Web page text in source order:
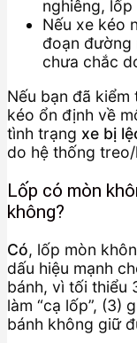
nghiêng, lốp
Nếu xe kéo
đoạn đường
chưa chắc
Nếu bạn đã
kéo ổn định về
tình trạng xe bị
do hệ thống treo/
Lốp có mòn
không?
Có, lốp mòn
dấu hiệu mạnh
bánh, vì tối thiểu
làm “cạ lốp”, (3)
bánh không giữ